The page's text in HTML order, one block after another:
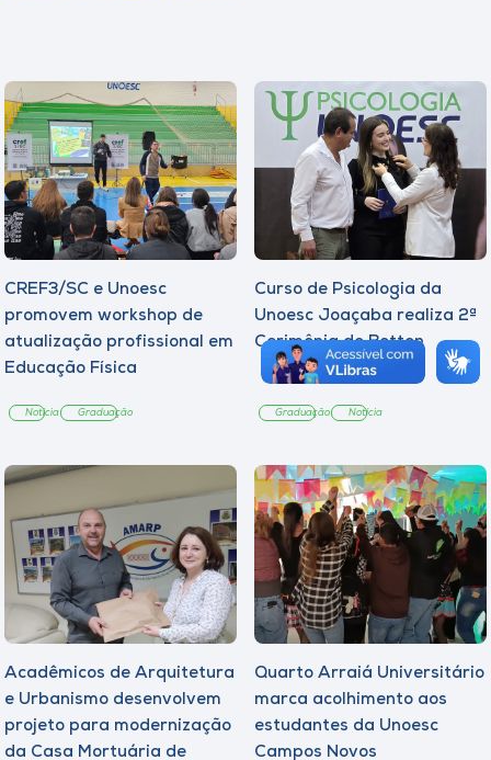
CREF3/SC e Unoesc
promovem workshop de
atualização profissional em
Educação Física
Notícia Graduação
Curso de Psicologia da
Unoesc Joaçaba realiza 2ª
Cerimônia do Botton
Graduação Notícia
Acadêmicos de Arquitetura
e Urbanismo desenvolvem
projeto para modernização
da Casa Mortuária de
Quarto Arraiá Universitário
marca acolhimento aos
estudantes da Unoesc
Campos Novos